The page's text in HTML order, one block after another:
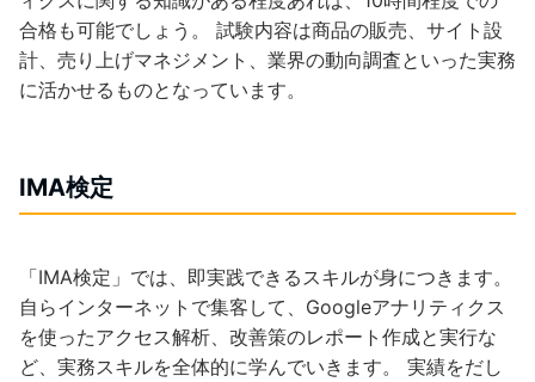
合格も可能でしょう。 試験内容は商品の販売、サイト設
計、売り上げマネジメント、業界の動向調査といった実務
に活かせるものとなっています。
IMA検定
「IMA検定」では、即実践できるスキルが身につきます。
自らインターネットで集客して、Googleアナリティクス
を使ったアクセス解析、改善策のレポート作成と実行な
ど、実務スキルを全体的に学んでいきます。 実績をだし